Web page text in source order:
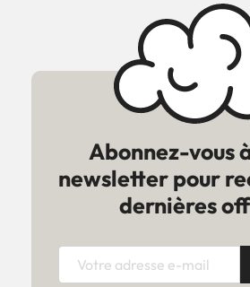
Abonnez-vous
newsletter pour
dernières